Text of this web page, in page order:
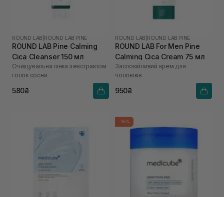
ROUND LAB ROUND LAB PINE
ROUND LAB Pine Calming
Cica Cleanser 150 мл
Очищувальна пінка з екстрактом
голок сосни
580₴
ROUND LAB ROUND LAB PINE
ROUND LAB For Men Pine
Calming Cica Cream 75 мл
Заспокійливий крем для
чоловіків
950₴
-15%